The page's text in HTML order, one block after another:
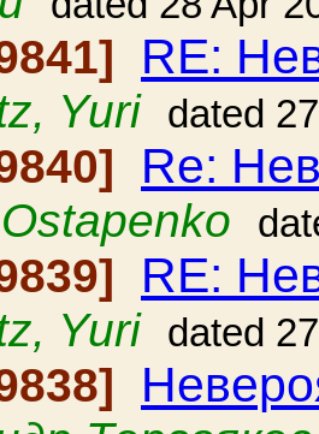
RE:
Yuri dated
Re:
RE:
Yuri dated